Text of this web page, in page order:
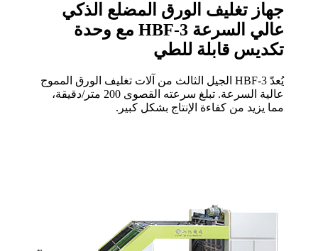
جهاز تغليف الورق المضلع الذكي
عالي السرعة HBF-3 مع وحدة
تكديس قابلة للطي
يُعدّ HBF-3 الجيل الثالث من آلات تغليف الورق المموج
عالية السرعة. تبلغ سرعته القصوى 200 متر/دقيقة،
مما يزيد من كفاءة الإنتاج بشكل كبير.